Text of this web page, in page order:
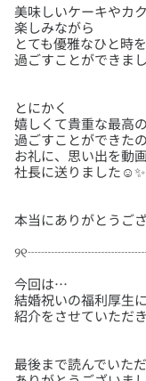
美味しいケーキやカ
楽しみながら
とても優雅なひと時を
とにかく
嬉しくて貴重な最高
過ごすことができた
お礼に、思い出を動
今回は…
結婚祝いの福利厚生
最後まで読んでいた